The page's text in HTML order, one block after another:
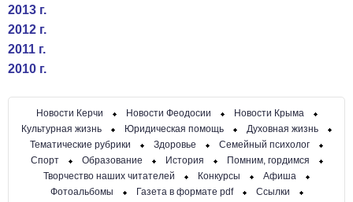
2013 г.
2012 г.
2011 г.
2010 г.
Новости Керчи Новости Феодосии
Новости Крыма
Культурная жизнь
Юридическая помощь
Духовная жизнь
Тематические рубрики
Здоровье
Семейный психолог
Спорт
Образование История
Помним, гордимся
Творчество наших читателей
Конкурсы
Афиша
Фотоальбомы
Газета в формате pdf Ссылки